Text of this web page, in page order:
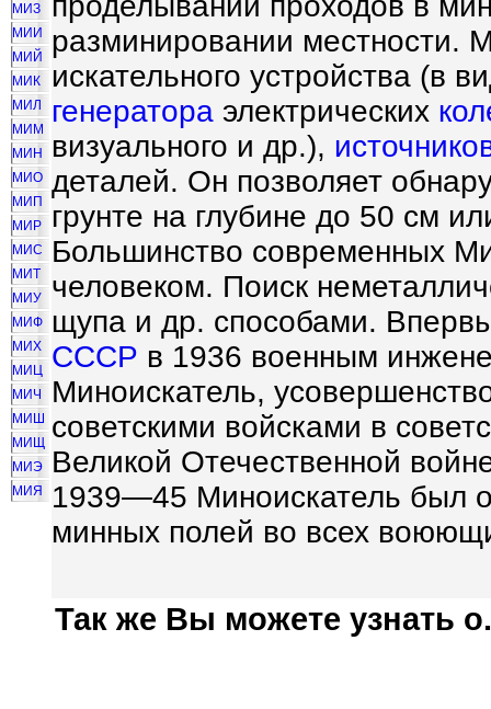
МИЗ
МИИ
МИЙ
МИК
МИЛ
МИМ
МИН
МИО
МИП
МИР
МИС
МИТ
МИУ
МИФ
МИХ
МИЦ
МИЧ
МИШ
МИЩ
МИЭ
МИЯ
разминировании местности.
искательного устройства (в
генератора электрических
визуального и др.),
деталей. Он позволяет
грунте на глубине до 50 см
Большинство современных
человеком. Поиск
щупа и др. способами.
СССР в 1936 военным
Миноискатель,
советскими войсками в
Великой Отечественной
1939—45 Миноискатель был
минных полей во всех
Так же Вы можете узнать